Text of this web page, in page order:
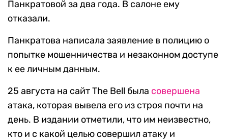
Панкратовой за два года. В салоне ему
отказали.
Панкратова написала заявление в полицию о
попытке мошенничества и незаконном доступе
к ее личным данным.
25 августа на сайт The Bell была совершена
атака, которая вывела его из строя почти на
день. В издании отметили, что им неизвестно,
кто и с какой целью совершил атаку и